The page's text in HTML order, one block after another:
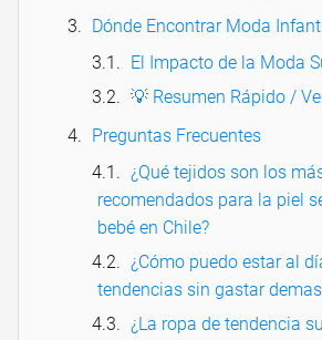
Dónde Encontrar Moda
El Impacto de la Moda
💡 Resumen Rápido /
Preguntas Frecuentes
¿Qué tejidos son los
recomendados para la piel
bebé en Chile?
¿Cómo puedo estar al
tendencias sin gastar
¿La ropa de tendencia